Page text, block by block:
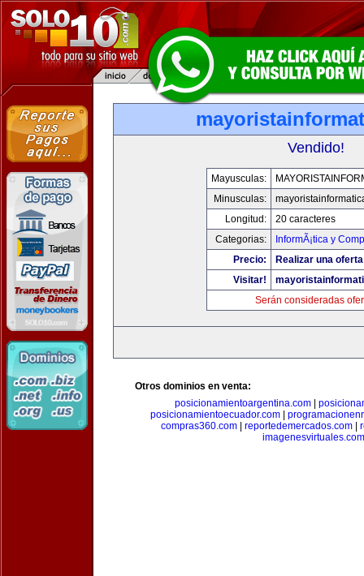
Vendido!
Mayusculas:
Minusculas:
Longitud:
20 caracteres
Categorias:
InformÃ¡tica y
Precio:
Realizar una
Visitar!
Serán consideradas
Otros dominios en venta:
posicionamientoargentina.com|
posicionamientoecuador.com
compras360.com
reportedemercados.com
imagenesvirtuales.com